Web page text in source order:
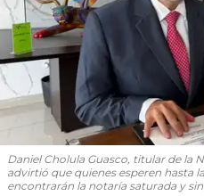
Daniel Cholula Guasco, titular de la
advirtió que quienes esperen hasta
encontrarán la notaría saturada y